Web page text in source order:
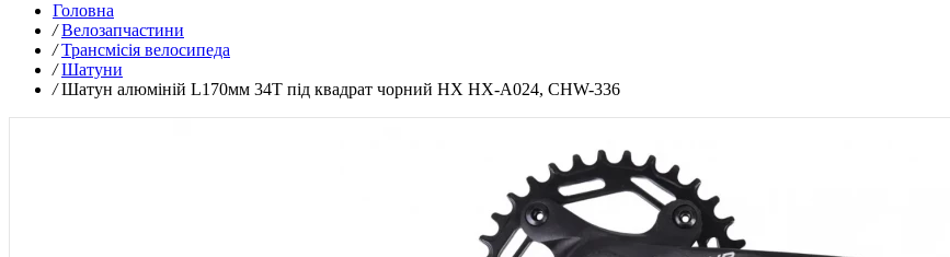
Головна
/ Велозапчастини
/ Трансмісія велосипеда
/ Шатуни
/ Шатун алюміній L170мм 34T під квадрат чорний HX HX-A024, CHW-336